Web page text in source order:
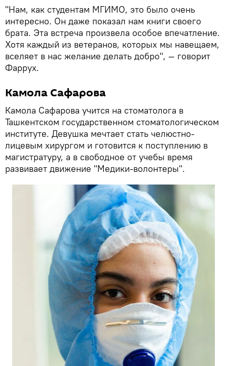
"Нам, как студентам МГИМО, это было очень
интересно. Он даже показал нам книги своего
брата. Эта встреча произвела особое впечатление.
Хотя каждый из ветеранов, которых мы навещаем,
вселяет в нас желание делать добро", — говорит
Фаррух.
Камола Сафарова
Камола Сафарова учится на стоматолога в
Ташкентском государственном стоматологическом
институте. Девушка мечтает стать челюстно-
лицевым хирургом и готовится к поступлению в
магистратуру, а в свободное от учебы время
развивает движение "Медики-волонтеры".